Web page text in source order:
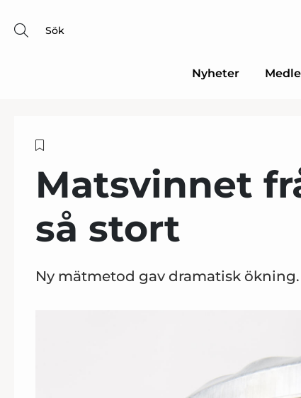
Sök
Nyheter
Matsvinnet
så stort
Ny mätmetod gav dramatisk ökning.